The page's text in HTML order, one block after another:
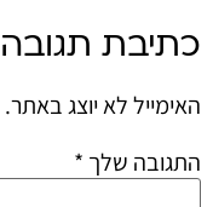
כתיבת תגובה
האימייל לא יוצג באתר.
התגובה שלך *